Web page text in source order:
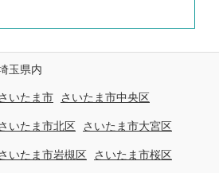
玉県内
いたま市 さいたま市中央区
いたま市北区 さいたま市大宮区
いたま市岩槻区 さいたま市桜区